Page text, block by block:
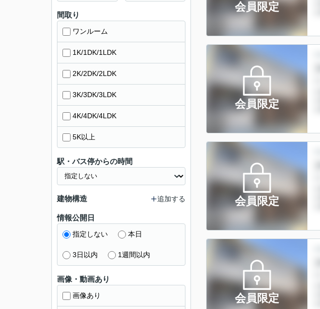
会員限定
会員限定
会員限定
会員限定
間取り
ワンルーム
1K/1DK/1LDK
2K/2DK/2LDK
3K/3DK/3LDK
4K/4DK/4LDK
5K以上
駅・バス停からの時間
建物構造 追加する
情報公開日
指定しない 本日
3日以内 1週間以内
画像・動画あり
画像あり